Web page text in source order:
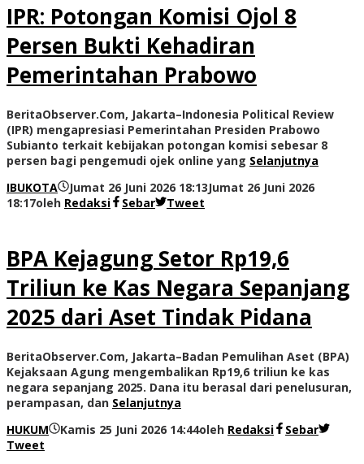
IPR: Potongan Komisi Ojol 8
Persen Bukti Kehadiran
Pemerintahan Prabowo
BeritaObserver.Com, Jakarta–Indonesia Political Review
(IPR) mengapresiasi Pemerintahan Presiden Prabowo
Subianto terkait kebijakan potongan komisi sebesar 8
persen bagi pengemudi ojek online yang Selanjutnya
IBUKOTA
Jumat 26 Juni 2026 18:13Jumat 26 Juni 2026
18:17oleh Redaksi Sebar Tweet
BPA Kejagung Setor Rp19,6
Triliun ke Kas Negara Sepanjang
2025 dari Aset Tindak Pidana
BeritaObserver.Com, Jakarta–Badan Pemulihan Aset (BPA)
Kejaksaan Agung mengembalikan Rp19,6 triliun ke kas
negara sepanjang 2025. Dana itu berasal dari penelusuran,
perampasan, dan Selanjutnya
HUKUM
Kamis 25 Juni 2026 14:44oleh Redaksi
Sebar
Tweet